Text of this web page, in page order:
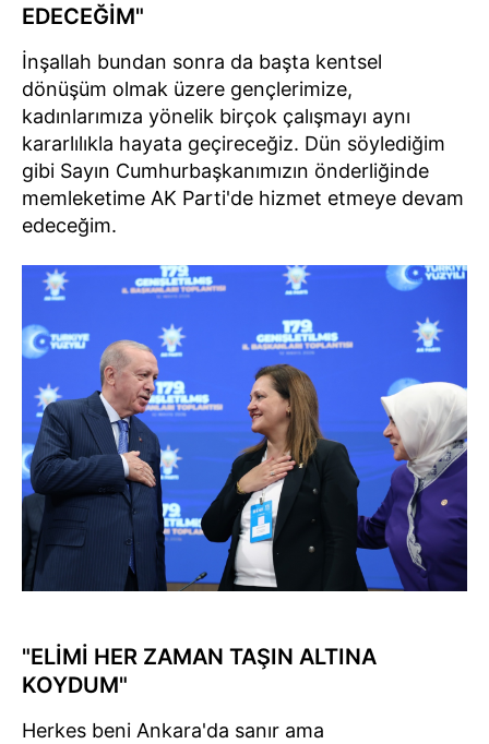
EDECEĞİM"
İnşallah bundan sonra da başta kentsel
dönüşüm olmak üzere gençlerimize,
kadınlarımıza yönelik birçok çalışmayı aynı
kararlılıkla hayata geçireceğiz. Dün söylediğim
gibi Sayın Cumhurbaşkanımızın önderliğinde
memleketime AK Parti'de hizmet etmeye devam
edeceğim.
"ELİMİ HER ZAMAN TAŞIN ALTINA
KOYDUM"
Herkes beni Ankara'da sanır ama